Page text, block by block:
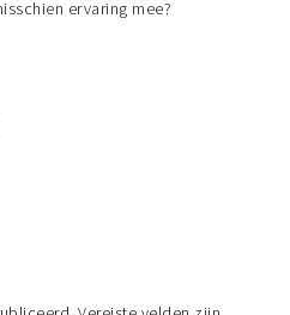
ervaring mee?